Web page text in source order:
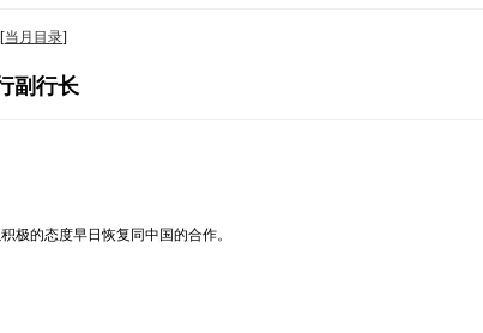
当月目录]
副行长
极的态度早日恢复同中国的合作。